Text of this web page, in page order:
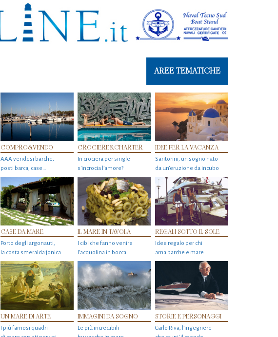
AREE TEMATICHE
COMPRO&VENDO
AAA vendesi barche,
posti barca, case…
CROCIERE&CHARTER
In crociera per single
s'incrocia l’amore?
IDEE PER LA VACANZA
Santorini, un sogno nato
da un’eruzione da incubo
CASE DA MARE
Porto degli argonauti,
la costa smeralda jonica
IL MARE IN TAVOLA
I cibi che fanno venire
l’acquolina in bocca
REGALI SOTTO IL SOLE
Idee regalo per chi
ama barche e mare
UN MARE DI ARTE
I più famosi quadri
IMMAGINI DA SOGNO
Le più incredibili
STORIE E PERSONAGGI
Carlo Riva, l’ingegnere